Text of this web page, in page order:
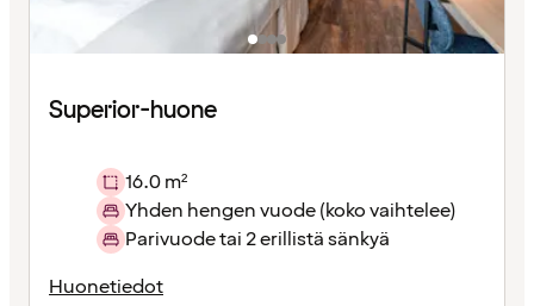
Superior-huone
16.0 m²
Yhden hengen vuode (koko vaihtelee)
Parivuode tai 2 erillistä sänkyä
Huonetiedot